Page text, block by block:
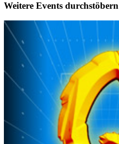
Weitere Events durchstöbern